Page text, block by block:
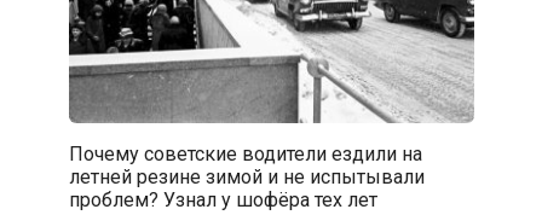
Почему советские водители ездили на
летней резине зимой и не испытывали
проблем? Узнал у шофёра тех лет